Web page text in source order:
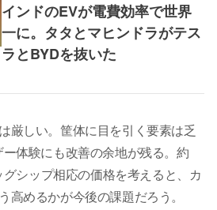
インドのEVが電費効率で世界
一に。タタとマヒンドラがテス
ラとBYDを抜いた
厳しい。筐体に目を引く要素は乏
体験にも改善の余地が残る。約
シップ相応の価格を考えると、カ
高めるかが今後の課題だろう。